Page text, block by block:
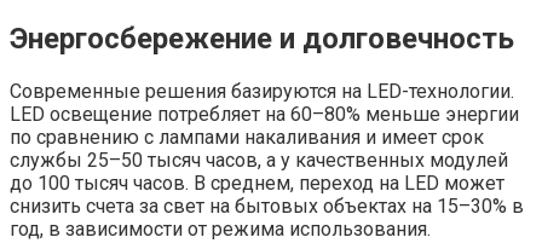
Энергосбережение и долговечность
Современные решения базируются на LED-технологии.
LED освещение потребляет на 60–80% меньше энергии
по сравнению с лампами накаливания и имеет срок
службы 25–50 тысяч часов, а у качественных модулей
до 100 тысяч часов. В среднем, переход на LED может
снизить счета за свет на бытовых объектах на 15–30% в
год, в зависимости от режима использования.